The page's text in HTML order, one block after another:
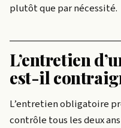
plutôt que par nécessité.
L’entretien
est-il
L’entretien obligatoire
contrôle tous les deux ans